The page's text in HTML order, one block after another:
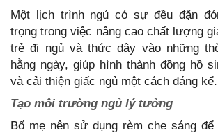
Một lịch trình ngủ có sự đều đặn
trọng trong việc nâng cao chất lượng
trẻ đi ngủ và thức dậy vào những
hằng ngày, giúp hình thành đồng hồ
và cải thiện giấc ngủ một cách đáng kể.
Tạo môi trường ngủ lý tưởng
Bố mẹ nên sử dụng rèm che sáng